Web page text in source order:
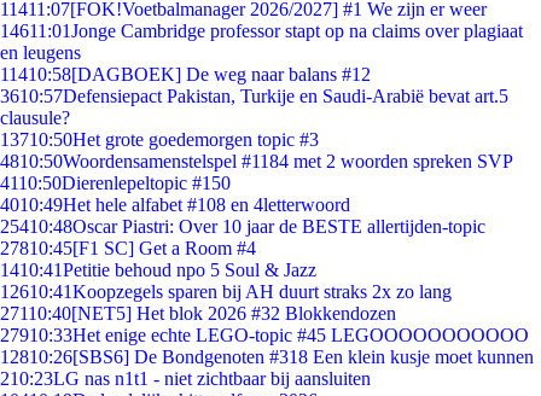
11411:07[FOK!Voetbalmanager 2026/2027] #1 We zijn er weer
14611:01Jonge Cambridge professor stapt op na claims over plagiaat
en leugens
11410:58[DAGBOEK] De weg naar balans #12
3610:57Defensiepact Pakistan, Turkije en Saudi-Arabië bevat art.5
clausule?
13710:50Het grote goedemorgen topic #3
4810:50Woordensamenstelspel #1184 met 2 woorden spreken SVP
4110:50Dierenlepeltopic #150
4010:49Het hele alfabet #108 en 4letterwoord
25410:48Oscar Piastri: Over 10 jaar de BESTE allertijden-topic
27810:45[F1 SC] Get a Room #4
1410:41Petitie behoud npo 5 Soul & Jazz
12610:41Koopzegels sparen bij AH duurt straks 2x zo lang
27110:40[NET5] Het blok 2026 #32 Blokkendozen
27910:33Het enige echte LEGO-topic #45 LEGOOOOOOOOOOO
12810:26[SBS6] De Bondgenoten #318 Een klein kusje moet kunnen
210:23LG nas n1t1 - niet zichtbaar bij aansluiten